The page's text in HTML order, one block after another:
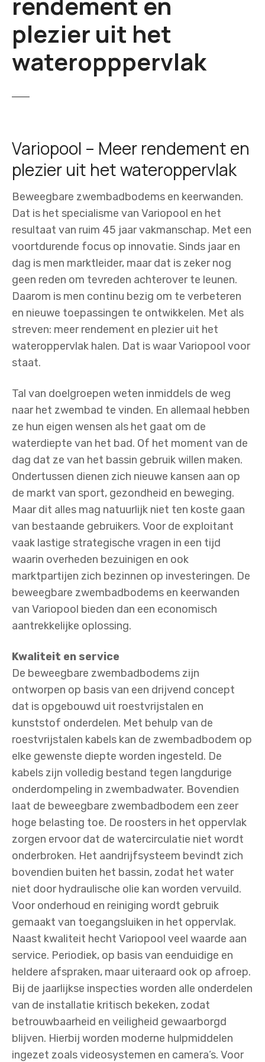
plezier uit het
wateropppervlak
Variopool – Meer rendement en
plezier uit het wateroppervlak
Beweegbare zwembadbodems en keerwanden.
Dat is het specialisme van Variopool en het
resultaat van ruim 45 jaar vakmanschap. Met een
voortdurende focus op innovatie. Sinds jaar en
dag is men marktleider, maar dat is zeker nog
geen reden om tevreden achterover te leunen.
Daarom is men continu bezig om te verbeteren
en nieuwe toepassingen te ontwikkelen. Met als
streven: meer rendement en plezier uit het
wateroppervlak halen. Dat is waar Variopool voor
staat.
Tal van doelgroepen weten inmiddels de weg
naar het zwembad te vinden. En allemaal hebben
ze hun eigen wensen als het gaat om de
waterdiepte van het bad. Of het moment van de
dag dat ze van het bassin gebruik willen maken.
Ondertussen dienen zich nieuwe kansen aan op
de markt van sport, gezondheid en beweging.
Maar dit alles mag natuurlijk niet ten koste gaan
van bestaande gebruikers. Voor de exploitant
vaak lastige strategische vragen in een tijd
waarin overheden bezuinigen en ook
marktpartijen zich bezinnen op investeringen. De
beweegbare zwembadbodems en keerwanden
van Variopool bieden dan een economisch
aantrekkelijke oplossing.
Kwaliteit en service
De beweegbare zwembadbodems zijn
ontworpen op basis van een drijvend concept
dat is opgebouwd uit roestvrijstalen en
kunststof onderdelen. Met behulp van de
roestvrijstalen kabels kan de zwembadbodem op
elke gewenste diepte worden ingesteld. De
kabels zijn volledig bestand tegen langdurige
onderdompeling in zwembadwater. Bovendien
laat de beweegbare zwembadbodem een zeer
hoge belasting toe. De roosters in het oppervlak
zorgen ervoor dat de watercirculatie niet wordt
onderbroken. Het aandrijfsysteem bevindt zich
bovendien buiten het bassin, zodat het water
niet door hydraulische olie kan worden vervuild.
Voor onderhoud en reiniging wordt gebruik
gemaakt van toegangsluiken in het oppervlak.
Naast kwaliteit hecht Variopool veel waarde aan
service. Periodiek, op basis van eenduidige en
heldere afspraken, maar uiteraard ook op afroep.
Bij de jaarlijkse inspecties worden alle onderdelen
van de installatie kritisch bekeken, zodat
betrouwbaarheid en veiligheid gewaarborgd
blijven. Hierbij worden moderne hulpmiddelen
ingezet zoals videosystemen en camera’s. Voor